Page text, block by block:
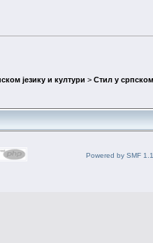
језику и култури > Стил у српском
Powered by SMF